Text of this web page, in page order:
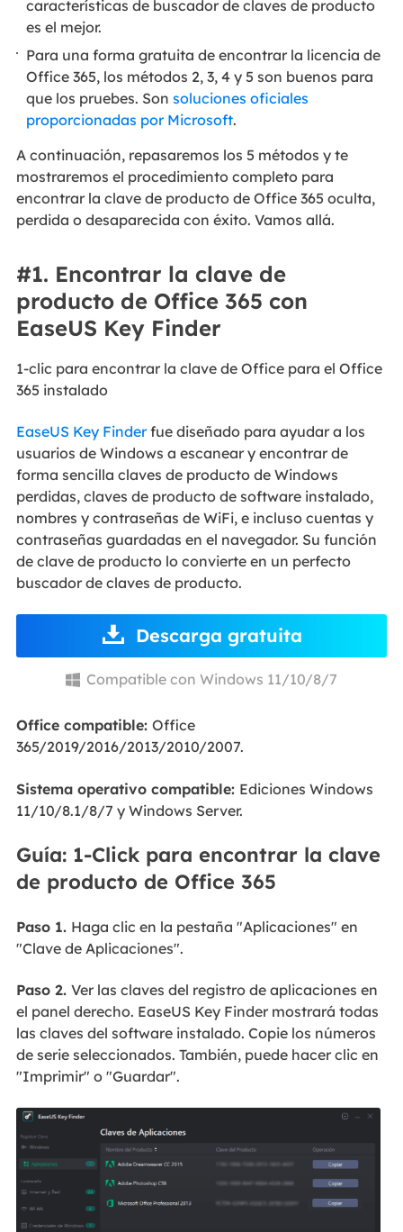
características de buscador de claves de producto
es el mejor.
Para una forma gratuita de encontrar la licencia de
Office 365, los métodos 2, 3, 4 y 5 son buenos para
que los pruebes. Sonsoluciones oficiales
proporcionadas por Microsoft.
A continuación, repasaremos los 5 métodos y te
mostraremos el procedimiento completo para
encontrar la clave de producto de Office 365 oculta,
perdida o desaparecida con éxito. Vamos allá.
#1. Encontrar la clave de
producto de Office 365 con
EaseUS Key Finder
1-clic para encontrar la clave de Office para el Office
365 instalado
EaseUS Key Finderfue diseñado para ayudar a los
usuarios de Windows a escanear y encontrar de
forma sencilla claves de producto de Windows
perdidas, claves de producto de software instalado,
nombres y contraseñas de WiFi, e incluso cuentas y
contraseñas guardadas en el navegador. Su función
de clave de producto lo convierte en un perfecto
buscador de claves de producto.
Descarga gratuita
 Compatible con Windows 11/10/8/7
Office compatible: Office
365/2019/2016/2013/2010/2007.
Sistema operativo compatible: Ediciones Windows
11/10/8.1/8/7 y Windows Server.
Guía: 1-Click para encontrar la clave
de producto de Office 365
Paso 1. Haga clic en la pestaña "Aplicaciones" en
"Clave de Aplicaciones".
Paso 2. Ver las claves del registro de aplicaciones en
el panel derecho. EaseUS Key Finder mostrará todas
las claves del software instalado. Copie los números
de serie seleccionados. También, puede hacer clic en
"Imprimir" o "Guardar".